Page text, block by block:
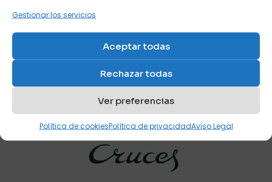
Gestionar los servicios
Aceptar todas
Rechazar todas
Ver preferencias
Política de cookiesPolítica de privacidadAviso Legal
Nombre*
electrónico*
Mueble cama abatible
arriba y mesa fija abajo